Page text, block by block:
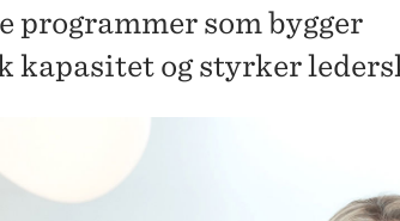
programmer som bygger
kapasitet og styrker